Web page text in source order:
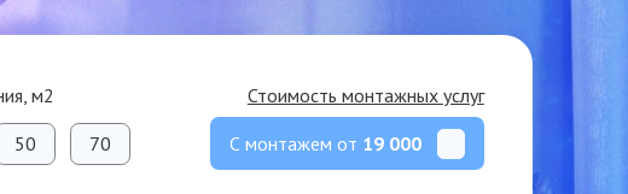
м2
50 70
Стоимость монтажных услуг
С монтажем от 19 000